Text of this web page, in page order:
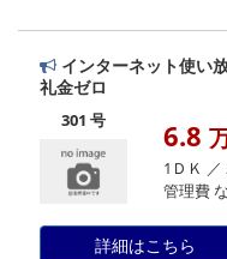
インターネット使い
礼金ゼロ
301 号 6.8
1ＤＫ ／
管理費
詳細はこちら